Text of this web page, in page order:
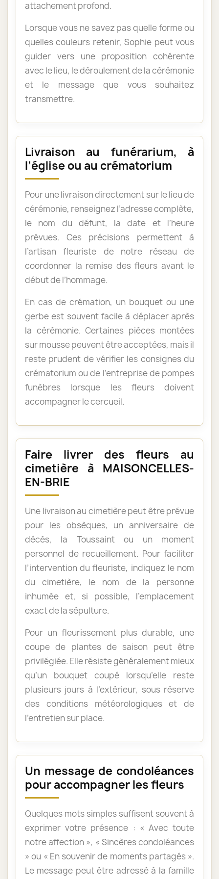
attachement profond.
Lorsque vous ne savez pas quelle forme ou
quelles couleurs retenir, Sophie peut vous
guider vers une proposition cohérente
avec le lieu, le déroulement de la cérémonie
et le message que vous souhaitez
transmettre.
Livraison au funérarium, à
l’église ou au crématorium
Pour une livraison directement sur le lieu de
cérémonie, renseignez l’adresse complète,
le nom du défunt, la date et l’heure
prévues. Ces précisions permettent à
l’artisan fleuriste de notre réseau de
coordonner la remise des fleurs avant le
début de l’hommage.
En cas de crémation, un bouquet ou une
gerbe est souvent facile à déplacer après
la cérémonie. Certaines pièces montées
sur mousse peuvent être acceptées, mais il
reste prudent de vérifier les consignes du
crématorium ou de l’entreprise de pompes
funèbres lorsque les fleurs doivent
accompagner le cercueil.
Faire livrer des fleurs au
cimetière à MAISONCELLES-
EN-BRIE
Une livraison au cimetière peut être prévue
pour les obsèques, un anniversaire de
décès, la Toussaint ou un moment
personnel de recueillement. Pour faciliter
l’intervention du fleuriste, indiquez le nom
du cimetière, le nom de la personne
inhumée et, si possible, l’emplacement
exact de la sépulture.
Pour un fleurissement plus durable, une
coupe de plantes de saison peut être
privilégiée. Elle résiste généralement mieux
qu’un bouquet coupé lorsqu’elle reste
plusieurs jours à l’extérieur, sous réserve
des conditions météorologiques et de
l’entretien sur place.
Un message de condoléances
pour accompagner les fleurs
Quelques mots simples suffisent souvent à
exprimer votre présence : « Avec toute
notre affection », « Sincères condoléances
» ou « En souvenir de moments partagés ».
Le message peut être adressé à la famille